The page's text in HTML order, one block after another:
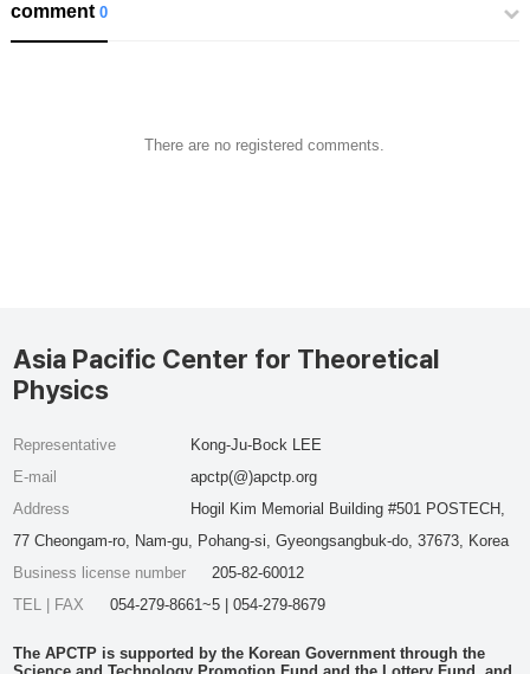
comment0
There are no registered comments.
Asia Pacific Center for Theoretical
Physics
Representative
Kong-Ju-Bock LEE
E-mail
apctp(@)apctp.org
Address
Hogil Kim Memorial Building #501 POSTECH,
77 Cheongam-ro, Nam-gu, Pohang-si, Gyeongsangbuk-do, 37673, Korea
Business license number
205-82-60012
TEL | FAX
054-279-8661~5 | 054-279-8679
The APCTP is supported by the Korean Government through the